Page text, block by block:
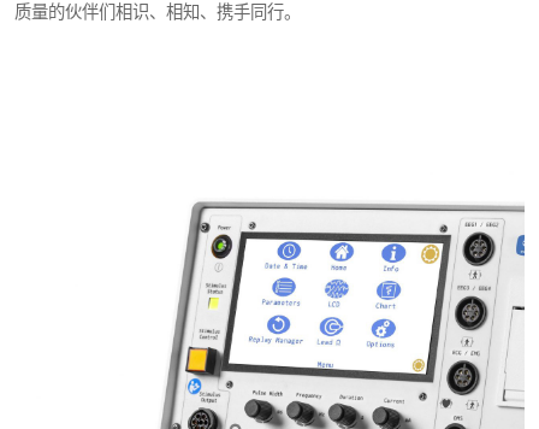
质量的伙伴们相识、相知、携手同行。